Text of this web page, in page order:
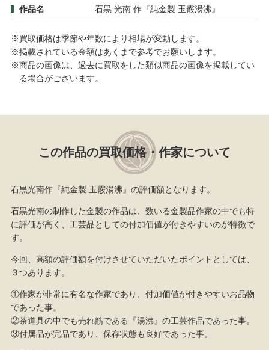
作品名 石黒 光南 作『純金製 玉霰湯沸』
※買取価格は季節や年数により相場が変動します。
※掲載されている金額はあくまで参考でお願いします。
※商品の画像は、過去に買取をした類似商品の画像を掲載してい
る場合がございます。
この作品の買取価格・作家について
石黒光南作『純金製 玉霰湯沸』の評価額となります。
石黒光南の制作した金製の作品は、数いる金製品作家の中でも特
に評価が高く、工芸品としての付加価値が付きやすいのが特徴で
す。
今回、高額の評価額を付けさせていただいたポイントとしては、
３つあります。
①作家が非常に有名な作家であり、付加価値が付きやすいお品物
であった事。
②茶道具の中でも売れ筋である『湯沸』の工芸作品であった事。
③付属品が完品であり、保存状態も良好であった事。